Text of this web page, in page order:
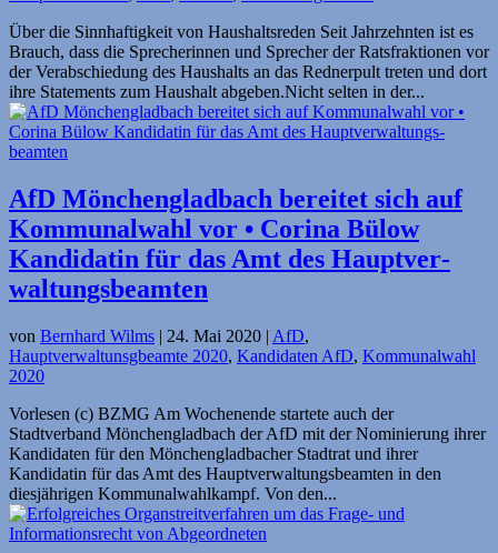
Über die Sinnhaftigkeit von Haushaltsreden Seit Jahrzehnten ist es
Brauch, dass die Sprecherinnen und Sprecher der Ratsfraktionen vor
der Verabschiedung des Haushalts an das Rednerpult treten und dort
ihre Statements zum Haushalt abgeben.Nicht selten in der...
AfD Mönchengladbach bereitet sich auf
Kommunalwahl vor • Corina Bülow
Kandidatin für das Amt des Haupt­ver­
waltungs­beamten
von Bernhard Wilms | 24. Mai 2020 | AfD,
Hauptverwaltunsgbeamte 2020, Kandidaten AfD, Kommunalwahl
2020
Vorlesen (c) BZMG Am Wochenende startete auch der
Stadtverband Mönchengladbach der AfD mit der Nominierung ihrer
Kandidaten für den Mönchengladbacher Stadtrat und ihrer
Kandidatin für das Amt des Hauptverwaltungsbeamten in den
diesjährigen Kommunalwahlkampf. Von den...